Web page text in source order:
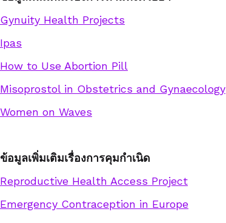
Gynuity Health Projects
Ipas
How to Use Abortion Pill
Misoprostol in Obstetrics and Gynaecology
Women on Waves
ข้อมูลเพิ่มเติมเรื่องการคุมกำเนิด
Reproductive Health Access Project
Emergency Contraception in Europe